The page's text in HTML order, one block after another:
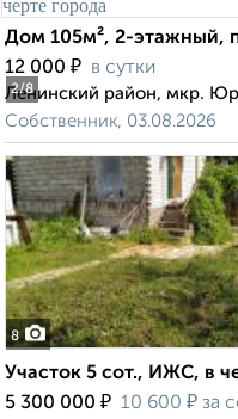
2/8
Дом 105м², 2-этажный,
12 000 ₽ в сутки
Ленинский район, мкр.
Собственник, 03.08.2026
8
Участок 5 сот., ИЖС, в
5 300 000 ₽ 10 600 ₽ за